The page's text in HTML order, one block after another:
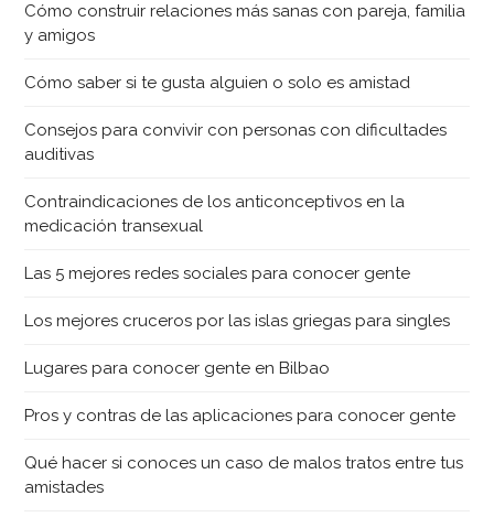
Cómo construir relaciones más sanas con pareja, familia
y amigos
Cómo saber si te gusta alguien o solo es amistad
Consejos para convivir con personas con dificultades
auditivas
Contraindicaciones de los anticonceptivos en la
medicación transexual
Las 5 mejores redes sociales para conocer gente
Los mejores cruceros por las islas griegas para singles
Lugares para conocer gente en Bilbao
Pros y contras de las aplicaciones para conocer gente
Qué hacer si conoces un caso de malos tratos entre tus
amistades